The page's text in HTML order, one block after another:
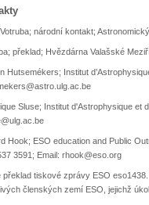
národní kontakt;
překlad; Hvězdárna Valašské
Hutsemékers; Institut
Sluse; Institut d'Astrophysique et
Hook; ESO education and Public
3591; Email: rhook@eso.org
překlad tiskové zprávy ESO
členských zemí ESO, jejichž